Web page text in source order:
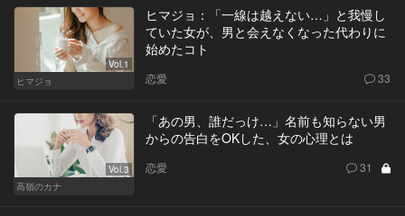
Vol.1
ヒマジョ
ヒマジョ：「一線は越えない…」と我慢し
ていた女が、男と会えなくなった代わりに
始めたコト
恋愛 33
Vol.3
高嶺のカナ
「あの男、誰だっけ…」名前も知らない男
からの告白をOKした、女の心理とは
恋愛 31